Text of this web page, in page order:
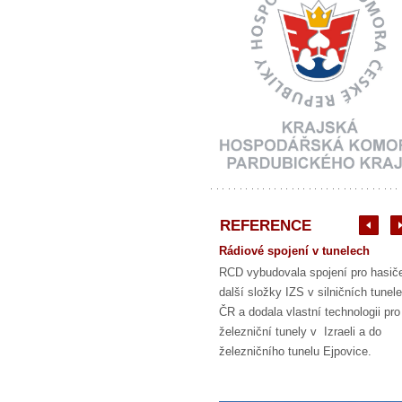
REFERENCE
Rádiové spojení v tunelech
RCD vybudovala spojení pro
další složky IZS v silničních
ČR a dodala vlastní technologii pro
železniční tunely v Izraeli a do
železničního tunelu Ejpovice.